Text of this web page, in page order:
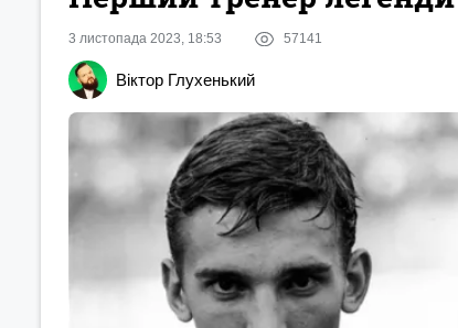
3 листопада 2023, 18:53 57141
Віктор Глухенький